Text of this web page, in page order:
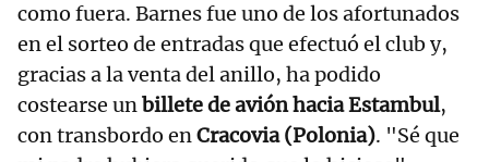
como fuera. Barnes fue uno de los afortunados
en el sorteo de entradas que efectuó el club y,
gracias a la venta del anillo, ha podido
costearse unbillete de avión hacia Estambul,
con transbordo enCracovia (Polonia). "Sé que